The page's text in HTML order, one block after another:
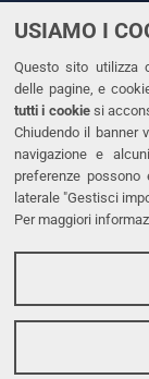
USIAMO I
Questo sito utilizza
delle pagine, e
tutti i cookiesi
Chiudendo il banner
navigazione e
preferenze
laterale "Gestisci
Per maggiori
Tel.
Fax.
PEC
LINKS